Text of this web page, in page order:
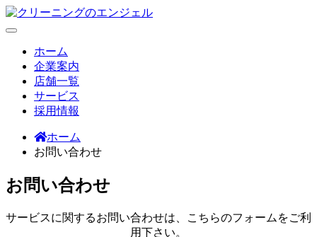
Skip
content
ホーム
企業案内
店舗一覧
サービス
採用情報
ホーム
お問い合わせ
お問い合わせ
サービスに関するお問い合わせは、こちらのフォームをご利
用下さい。